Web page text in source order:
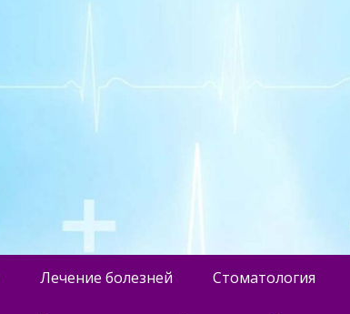
Лечение болезней Стоматология